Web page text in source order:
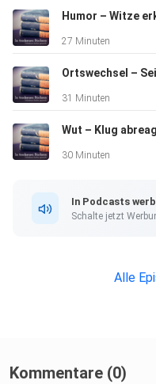
Ich war überhaupt nicht
Erkenntnisse mehr
Gemälde
„Schlaraffenland“ von
araffenland.jpg
27 Minuten
31 Minuten
30 Minuten
In Podcasts
Schalte jetzt
Alle
Kommentare (0)